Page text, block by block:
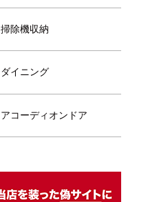
おすすめ商品
掃除機収納
ダイニング
アコーディオンドア